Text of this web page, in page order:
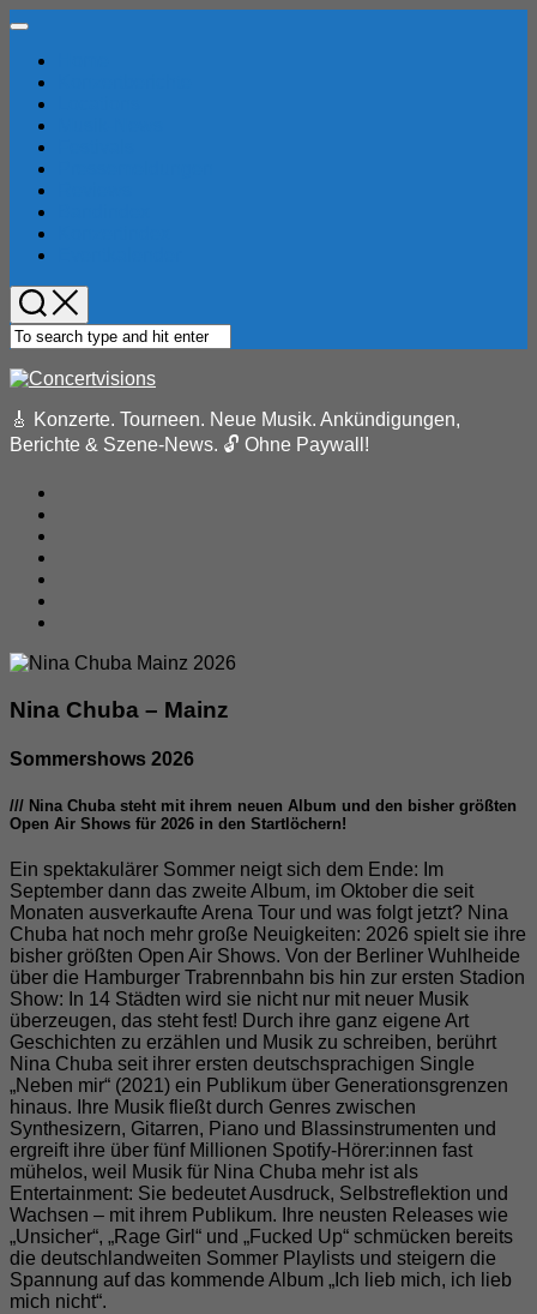
Skip
content
Expand
🎸 Konzerte. Tourneen. Neue Musik. Ankündigungen,
Berichte & Szene-News. 🔓 Ohne Paywall!
Nina Chuba – Mainz
Sommershows 2026
/// Nina Chuba steht mit ihrem neuen Album und den bisher größten
Open Air Shows für 2026 in den Startlöchern!
Ein spektakulärer Sommer neigt sich dem Ende: Im
September dann das zweite Album, im Oktober die seit
Monaten ausverkaufte Arena Tour und was folgt jetzt? Nina
Chuba hat noch mehr große Neuigkeiten: 2026 spielt sie ihre
bisher größten Open Air Shows. Von der Berliner Wuhlheide
über die Hamburger Trabrennbahn bis hin zur ersten Stadion
Show: In 14 Städten wird sie nicht nur mit neuer Musik
überzeugen, das steht fest! Durch ihre ganz eigene Art
Geschichten zu erzählen und Musik zu schreiben, berührt
Nina Chuba seit ihrer ersten deutschsprachigen Single
„Neben mir“ (2021) ein Publikum über Generationsgrenzen
hinaus. Ihre Musik fließt durch Genres zwischen
Synthesizern, Gitarren, Piano und Blassinstrumenten und
ergreift ihre über fünf Millionen Spotify-Hörer:innen fast
mühelos, weil Musik für Nina Chuba mehr ist als
Entertainment: Sie bedeutet Ausdruck, Selbstreflektion und
Wachsen – mit ihrem Publikum. Ihre neusten Releases wie
„Unsicher“, „Rage Girl“ und „Fucked Up“ schmücken bereits
die deutschlandweiten Sommer Playlists und steigern die
Spannung auf das kommende Album „Ich lieb mich, ich lieb
mich nicht“.